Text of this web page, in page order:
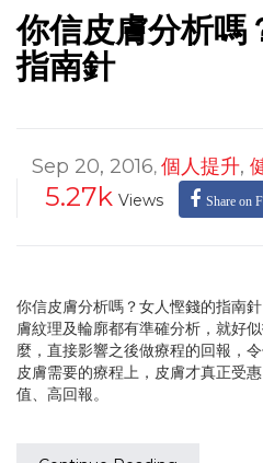
你信皮膚分析嗎
指南針
Sep 20, 2016, 個人提升,
5.27k Views Share on
你信皮膚分析嗎？女人慳錢的指南
膚紋理及輪廓都有準確分析，就好
麼，直接影響之後做療程的回報，
皮膚需要的療程上，皮膚才真正受
值、高回報。